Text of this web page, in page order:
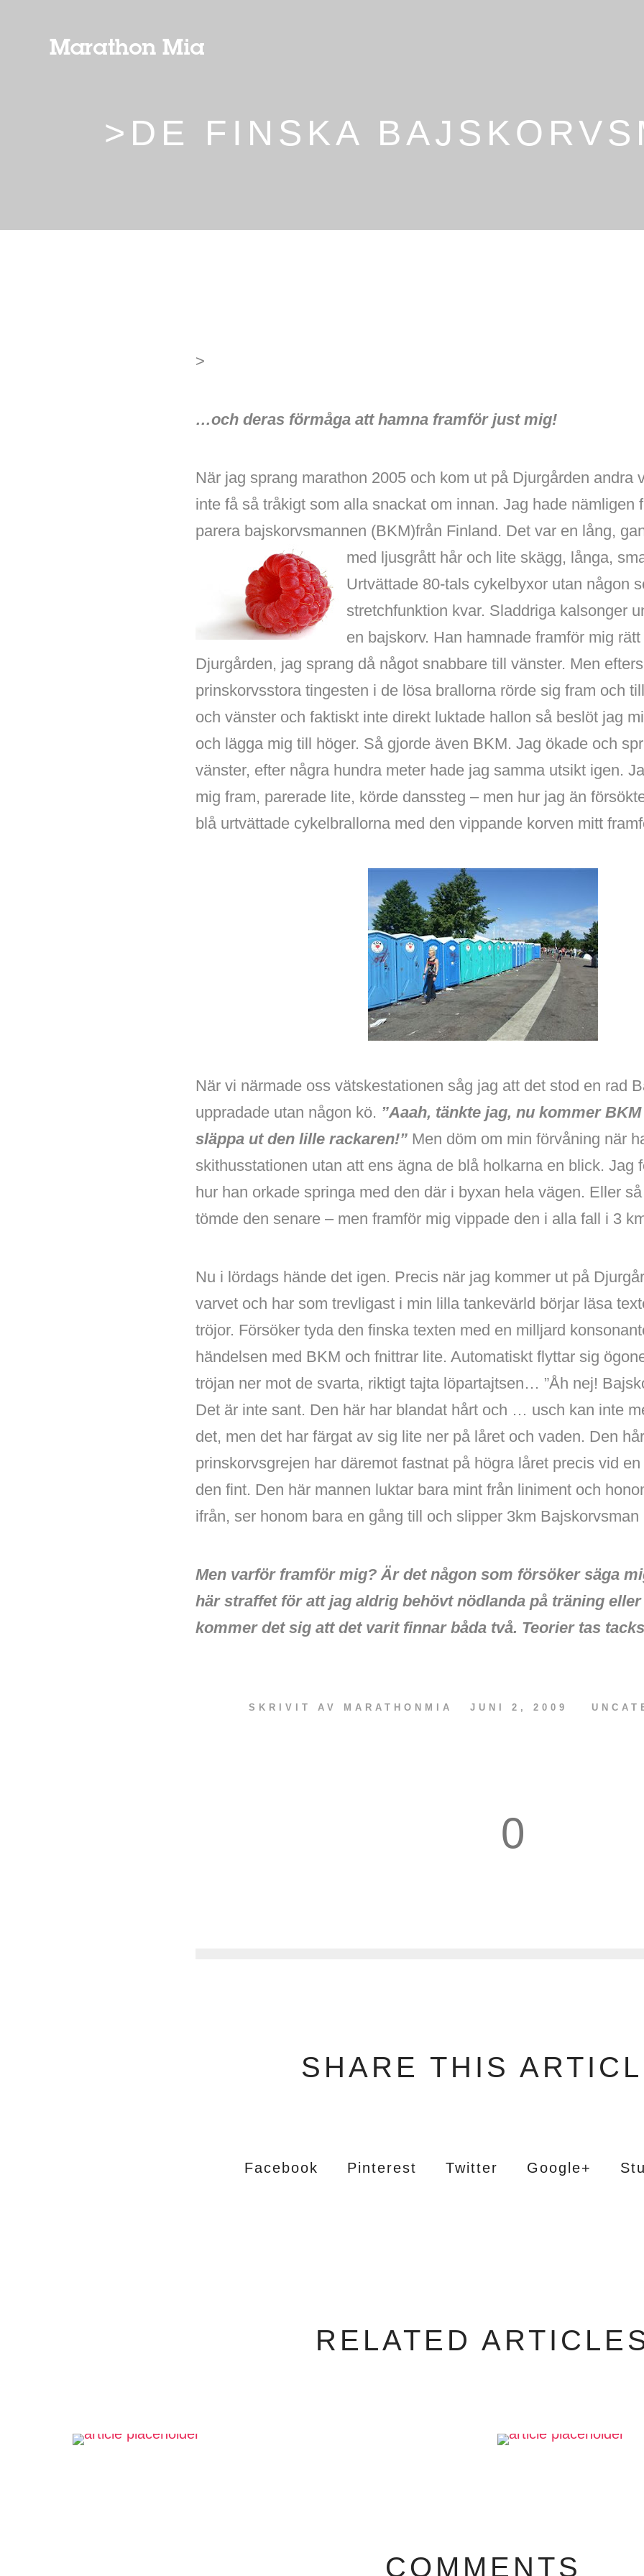
>DE FINSKA
>
…och deras förmåga att hamna framför just mig!
När jag sprang marathon 2005 och kom ut på Djurgården andra
inte få så tråkigt som alla snackat om innan. Jag hade nämligen
parera bajskorvsmannen (BKM)från Finland. Det var en lång,
med ljusgrått hår och lite skägg, långa,
Urtvättade 80-tals cykelbyxor utan någon
stretchfunktion kvar. Sladdriga kalsonger
en bajskorv. Han hamnade framför mig
Djurgården, jag sprang då något snabbare till vänster. Men
prinskorvsstora tingesten i de lösa brallorna rörde sig fram och
och vänster och faktiskt inte direkt luktade hallon så beslöt jag
och lägga mig till höger. Så gjorde även BKM. Jag ökade och
vänster, efter några hundra meter hade jag samma utsikt igen.
mig fram, parerade lite, körde danssteg – men hur jag än
blå urtvättade cykelbrallorna med den vippande korven mitt
När vi närmade oss vätskestationen såg jag att det stod en rad
uppradade utan någon kö. ”Aaah, tänkte jag, nu kommer
släppa ut den lille rackaren!” Men döm om min förvåning när
skithusstationen utan att ens ägna de blå holkarna en blick. Jag
hur han orkade springa med den där i byxan hela vägen. Eller
tömde den senare – men framför mig vippade den i alla fall i 3
Nu i lördags hände det igen. Precis när jag kommer ut på
varvet och har som trevligast i min lilla tankevärld börjar läsa
tröjor. Försöker tyda den finska texten med en milljard
händelsen med BKM och fnittrar lite. Automatiskt flyttar sig
tröjan ner mot de svarta, riktigt tajta löpartajtsen… ”Åh nej!
Det är inte sant. Den här har blandat hårt och … usch kan inte
det, men det har färgat av sig lite ner på låret och vaden. Den
prinskorvsgrejen har däremot fastnat på högra låret precis vid
den fint. Den här mannen luktar bara mint från liniment och
ifrån, ser honom bara en gång till och slipper 3km Bajskorvsman
Men varför framför mig? Är det någon som försöker säga
här straffet för att jag aldrig behövt nödlanda på träning
kommer det sig att det varit finnar båda två. Teorier tas
SKRIVIT AV MARATHONMIA JUNI 2, 2009
0
SHARE THIS
Facebook Pinterest Twitter Google+
RELATED
COMMENTS